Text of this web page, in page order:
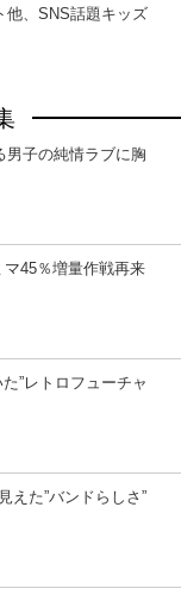
他、SNS話題キッズ
男子の純情ラブに胸
45％増量作戦再来
”レトロフューチャ
えた”バンドらしさ”